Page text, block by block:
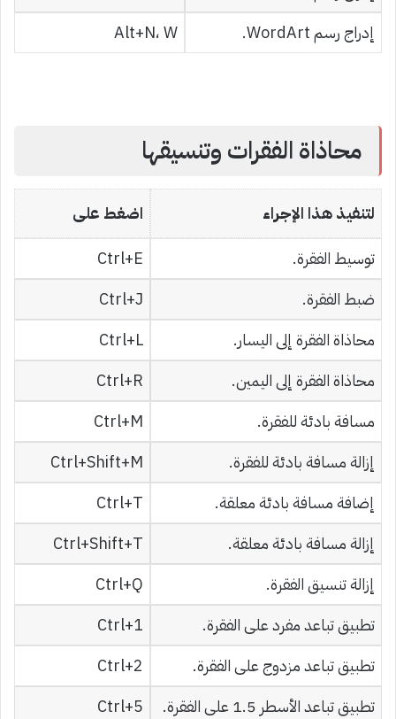
إدراج رسم WordArt.
Alt+N، W
محاذاة الفقرات وتنسيقها
لتنفيذ هذا الإجراء
اضغط على
توسيط الفقرة.
Ctrl+E
ضبط الفقرة.
Ctrl+J
محاذاة الفقرة إلى اليسار.
Ctrl+L
محاذاة الفقرة إلى اليمين.
Ctrl+R
مسافة بادئة للفقرة.
Ctrl+M
إزالة مسافة بادئة للفقرة.
Ctrl+Shift+M
إضافة مسافة بادئة معلقة.
Ctrl+T
إزالة مسافة بادئة معلقة.
Ctrl+Shift+T
إزالة تنسيق الفقرة.
Ctrl+Q
تطبيق تباعد مفرد على الفقرة.
Ctrl+1
تطبيق تباعد مزدوج على الفقرة.
Ctrl+2
تطبيق تباعد الأسطر 1.5 على الفقرة.
Ctrl+5